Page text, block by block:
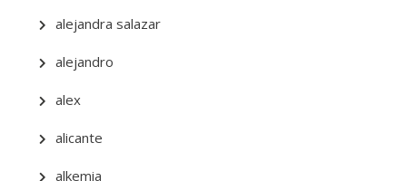
alejandra salazar
alejandro
alex
alicante
alkemia